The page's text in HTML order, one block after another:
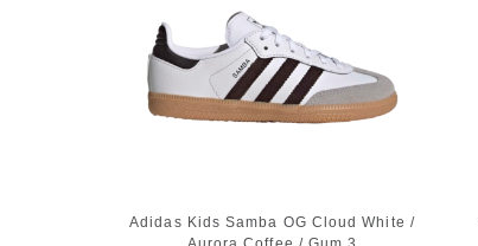
Adidas Kids Samba OG Cloud White /